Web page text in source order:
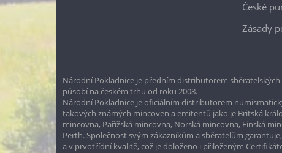
České
Zásady
Národní Pokladnice je předním distributorem
působí na českém trhu od roku 2008.
Národní Pokladnice je oficiálním distributorem
takových známých mincoven a emitentů jako je Britská
mincovna, Pařížská mincovna, Norská mincovna, Finská
Perth. Společnost svým zákazníkům a sběratelům
a v prvotřídní kvalitě, což je doloženo i přiloženým